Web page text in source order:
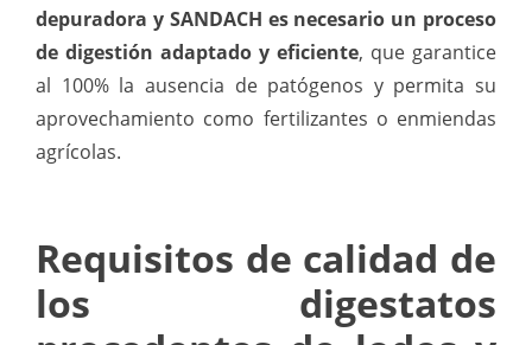
depuradora y SANDACH es necesario un proceso
de digestión adaptado y eficiente, que garantice
al 100% la ausencia de patógenos y permita su
aprovechamiento como fertilizantes o enmiendas
agrícolas.
Requisitos de calidad de
los digestatos